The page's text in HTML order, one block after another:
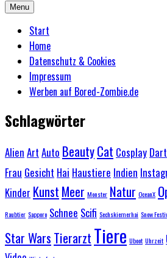
Menu
Start
Home
Datenschutz & Cookies
Impressum
Werben auf Bored-Zombie.de
Schlagwörter
Alien Art Auto BeautyCat Cosplay
Frau Gesicht Hai Haustiere Indien
Kinder KunstMeer Monster Natur OceanX
Raubtier Sapporo Schnee Scifi Sechskiemerhai Snow
Star WarsTierarztTiere Uboot Uhrzeit